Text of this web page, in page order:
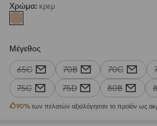
Χρώμα: κρεμ
Μέγεθος
65C 70B 70C
75C
75D 80B
90%των πελατών αξιολόγησαν το προϊόν ως